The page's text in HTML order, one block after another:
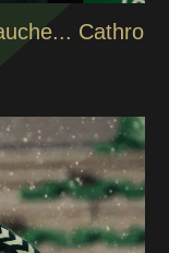
Cathro